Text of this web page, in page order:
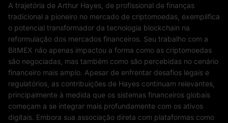
A trajetória de Arthur Hayes, de profissional de finanças
tradicional a pioneiro no mercado de criptomoedas, exemplifica
o potencial transformador da tecnologia blockchain na
reformulação dos mercados financeiros. Seu trabalho com a
BitMEX não apenas impactou a forma como as criptomoedas
são negociadas, mas também como são percebidas no cenário
financeiro mais amplo. Apesar de enfrentar desafios legais e
regulatórios, as contribuições de Hayes continuam relevantes,
principalmente à medida que os sistemas financeiros globais
começam a se integrar mais profundamente com os ativos
digitais. Embora sua associação direta com plataformas como